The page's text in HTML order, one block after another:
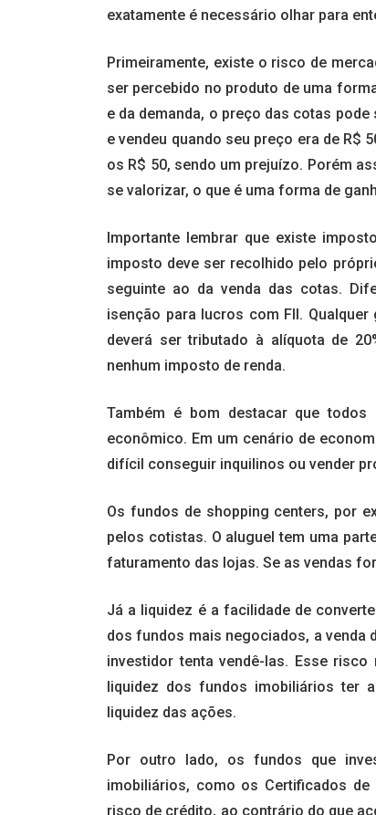
exatamente é necessário olhar para
Primeiramente, existe o risco de
ser percebido no produto de uma
e da demanda, o preço das cotas
e vendeu quando seu preço era de R$
os R$ 50, sendo um prejuízo. Porém
se valorizar, o que é uma forma de
Importante lembrar que existe
imposto deve ser recolhido pelo
seguinte ao da venda das cotas.
isenção para lucros com FII.
deverá ser tributado à alíquota de
nenhum imposto de renda.
Também é bom destacar que
econômico. Em um cenário de
difícil conseguir inquilinos ou vender
Os fundos de shopping centers, por
pelos cotistas. O aluguel tem uma
faturamento das lojas. Se as vendas
Já a liquidez é a facilidade de
dos fundos mais negociados, a venda
investidor tenta vendê-las. Esse
liquidez dos fundos imobiliários ter
liquidez das ações.
Por outro lado, os fundos que
imobiliários, como os Certificados de
risco de crédito, ao contrário do que